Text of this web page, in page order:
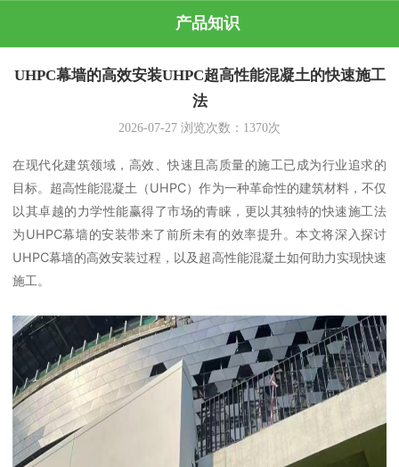
产品知识
UHPC幕墙的高效安装UHPC超高性能混凝土的快速施工
法
2026-07-27 浏览次数： 1370次
在现代化建筑领域，高效、快速且高质量的施工已成为行业追求的
目标。超高性能混凝土（UHPC）作为一种革命性的建筑材料，不仅
以其卓越的力学性能赢得了市场的青睐，更以其独特的快速施工法
为UHPC幕墙的安装带来了前所未有的效率提升。本文将深入探讨
UHPC幕墙的高效安装过程，以及超高性能混凝土如何助力实现快速
施工。